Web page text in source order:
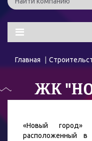
Главная
ЖК
«Новый
расположенный в